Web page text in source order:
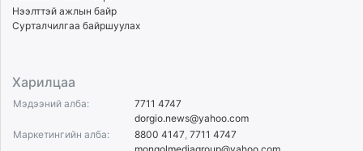
Нээлттэй ажлын байр
Сурталчилгаа байршуулах
Харилцаа
Мэдээний алба:
7711 4747
dorgio.news@yahoo.com
Маркетингийн алба:
8800 4147, 7711 4747